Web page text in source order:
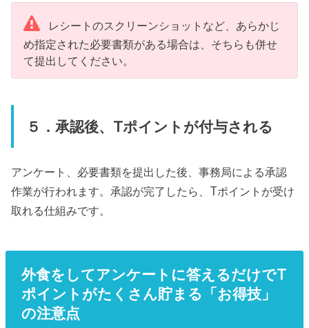
レシートのスクリーンショットなど、あらかじ
め指定された必要書類がある場合は、そちらも併せ
て提出してください。
５．承認後、Tポイントが付与される
アンケート、必要書類を提出した後、事務局による承認
作業が行われます。承認が完了したら、Tポイントが受け
取れる仕組みです。
外食をしてアンケートに答えるだけでT
ポイントがたくさん貯まる「お得技」
の注意点